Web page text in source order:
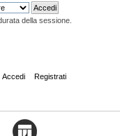
della sessione.
Accedi Registrati